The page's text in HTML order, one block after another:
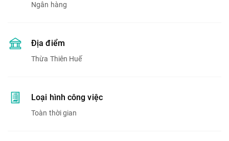
Ngân hàng
Địa điểm
Thừa Thiên Huế
Loại hình công việc
Toàn thời gian